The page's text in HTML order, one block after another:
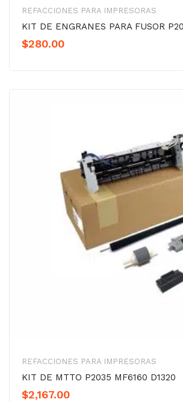
REFACCIONES PARA IMPRESORAS
KIT DE ENGRANES PARA FUSOR
$280.00
REFACCIONES PARA IMPRESORAS
KIT DE MTTO P2035 MF6160 D1320
$2,167.00